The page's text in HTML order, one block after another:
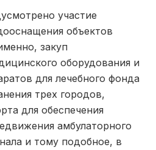
участие
объектов
закуп
оборудования и
для лечебного фонда
трех городов,
для обеспечения
амбулаторного
и тому подобное, в